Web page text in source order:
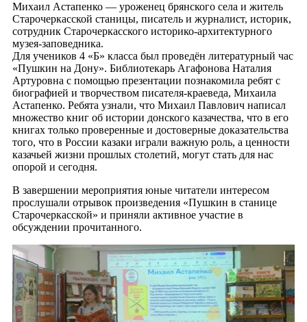
Михаил Астапенко — уроженец брянского села и житель
Старочеркасской станицы, писатель и журналист, историк,
сотрудник Старочеркасского историко-архитектурного
музея-заповедника.
Для учеников 4 «Б» класса был проведён литературный час
«Пушкин на Дону». Библиотекарь Агафонова Наталия
Артуровна с помощью презентации познакомила ребят с
биографией и творчеством писателя-краеведа, Михаила
Астапенко. Ребята узнали, что Михаил Павлович написал
множество книг об истории донского казачества, что в его
книгах только проверенные и достоверные доказательства
того, что в России казаки играли важную роль, а ценности
казачьей жизни прошлых столетий, могут стать для нас
опорой и сегодня.
В завершении мероприятия юные читатели интересом
прослушали отрывок произведения «Пушкин в станице
Старочеркасской» и приняли активное участие в
обсуждении прочитанного.